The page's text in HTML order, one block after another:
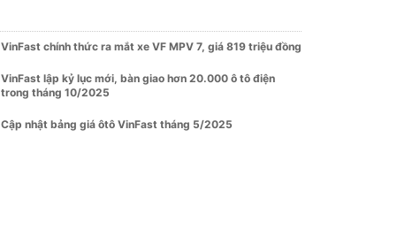
VinFast chính thức ra mắt xe VF MPV 7, giá 819 triệu đồng
VinFast lập kỷ lục mới, bàn giao hơn 20.000 ô tô điện
trong tháng 10/2025
Cập nhật bảng giá ôtô VinFast tháng 5/2025